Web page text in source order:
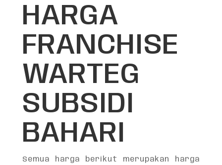
HARGA
FRANCHISE
WARTEG
SUBSIDI
BAHARI
Semua harga berikut merupakan harga